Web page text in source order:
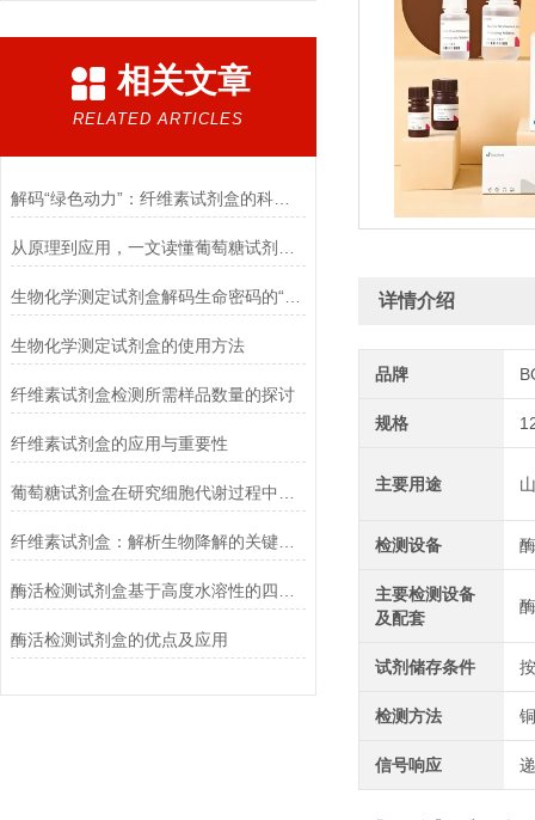
相关文章
RELATED ARTICLES
解码“绿色动力”：纤维素试剂盒的科学逻辑
生物化学测定试剂盒的使用方法
纤维素试剂盒检测所需样品数量的探讨
纤维素试剂盒的应用与重要性
纤维素试剂盒：解析生物降解的关键利器
酶活检测试剂盒的优点及应用
详情介绍
品牌
规格
主要用途
检测设备
主要检测设备
及配套
试剂储存条件
检测方法
信号响应